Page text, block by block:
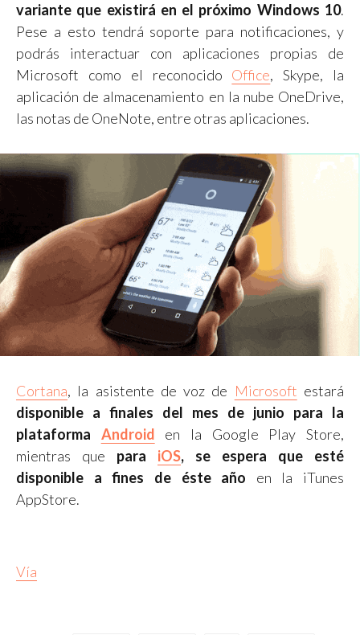
variante que existirá en el próximo Windows 10.
Pese a esto tendrá soporte para notificaciones, y
podrás interactuar con aplicaciones propias de
Microsoft como el reconocido Office, Skype, la
aplicación de almacenamiento en la nube OneDrive,
las notas de OneNote, entre otras aplicaciones.
Cortana, la asistente de voz de Microsoft estará
disponible a finales del mes de junio para la
plataforma Android en la Google Play Store,
mientras que para iOS, se espera que esté
disponible a fines de éste año en la iTunes
AppStore.
Vía